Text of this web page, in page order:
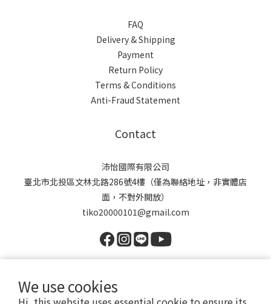
We use cookies
這是一種物理性的「包覆聚合作用」：
高濃度的天然植物萃取物時，長鏈分子會像溫柔的手，將植萃
精華緊緊包覆、聚合在一起。
FAQ
Delivery & Shipping
Payment
Return Policy
Terms & Conditions
Anti-Fraud Statement
Contact
沛怡國際有限公司
臺北市北投區文林北路286號4樓（僅為聯絡地址，非實體店
面，不對外開放）
tiko20000101@gmail.com